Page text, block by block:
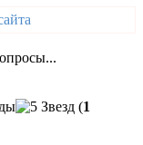
(1